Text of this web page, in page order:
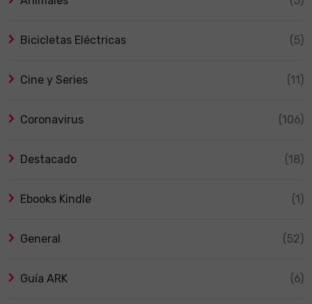
Bicicletas Eléctricas (5)
Cine y Series (11)
Coronavirus (106)
Destacado (18)
Ebooks Kindle (1)
General (52)
Guía ARK (6)